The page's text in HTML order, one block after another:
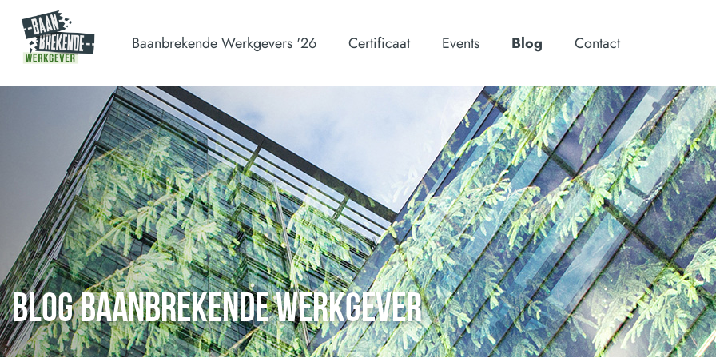
Baanbrekende Werkgevers '26 Certificaat Events Blog Contact
BLOG BAANBREKENDE WERKGEVER